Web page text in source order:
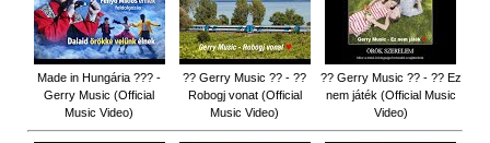
Made in Hungária ??? -
Gerry Music (Official
Music Video)
?? Gerry Music ?? - ??
Robogj vonat (Official
Music Video)
?? Gerry Music ?? - ?? Ez
nem játék (Official Music
Video)